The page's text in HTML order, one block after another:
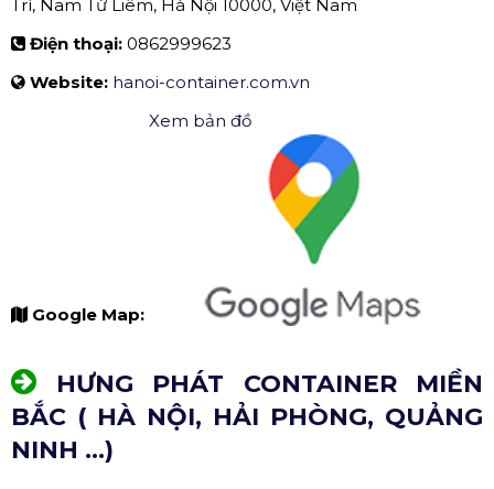
Trì, Nam Từ Liêm, Hà Nội 10000, Việt Nam
Điện thoại: 0862999623
Website: hanoi-container.com.vn
Google Map:
Xem bản đồ
HƯNG PHÁT CONTAINER MIỀN
BẮC ( HÀ NỘI, HẢI PHÒNG, QUẢNG
NINH ...)